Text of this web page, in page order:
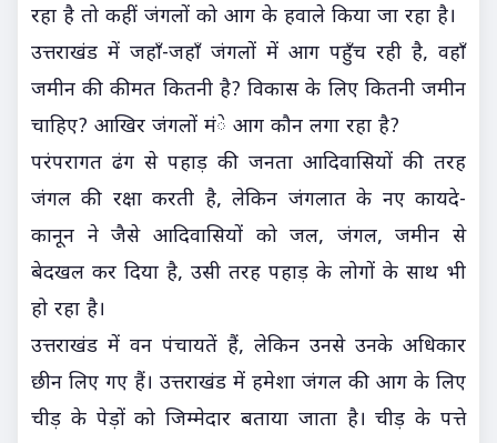
रहा है तो कहीं जंगलों को आग के हवाले किया जा रहा है।
उत्तराखंड में जहाँ-जहाँ जंगलों में आग पहुँच रही है, वहाँ
जमीन की कीमत कितनी है? विकास के लिए कितनी जमीन
चाहिए? आखिर जंगलों मंे आग कौन लगा रहा है?
परंपरागत ढंग से पहाड़ की जनता आदिवासियों की तरह
जंगल की रक्षा करती है, लेकिन जंगलात के नए कायदे-
कानून ने जैसे आदिवासियों को जल, जंगल, जमीन से
बेदखल कर दिया है, उसी तरह पहाड़ के लोगों के साथ भी
हो रहा है।
उत्तराखंड में वन पंचायतें हैं, लेकिन उनसे उनके अधिकार
छीन लिए गए हैं। उत्तराखंड में हमेशा जंगल की आग के लिए
चीड़ के पेड़ों को जिम्मेदार बताया जाता है। चीड़ के पत्ते